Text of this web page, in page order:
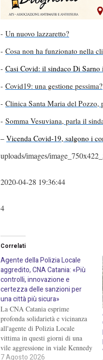
- Un nuovo lazzaretto?
- Cosa non ha funzionato nella
- Casi Covid: il sindaco Di
- Covid19: una gestione pessima?
- Clinica Santa Maria del Pozzo,
- Somma Vesuviana, parla il
– Vicenda Covid-19, salgono i
uploads/images/
2020-04-28 19:36:44
4
Correlati
Agente della Polizia Locale
aggredito, CNA Catania: «Più
controlli, innovazione e
certezza delle sanzioni per
una città più sicura»
La CNA Catania esprime
profonda solidarietà e vicinanza
all'agente di Polizia Locale
vittima in questi giorni di una
vile aggressione in viale Kennedy
mentre svolgeva il proprio lavoro
7 Agosto 2026